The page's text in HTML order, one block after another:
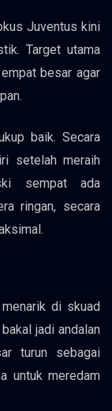
Juventus kini
Target utama
besar agar
baik. Secara
setelah meraih
sempat ada
ringan, secara
di skuad
jadi andalan
turun sebagai
untuk meredam